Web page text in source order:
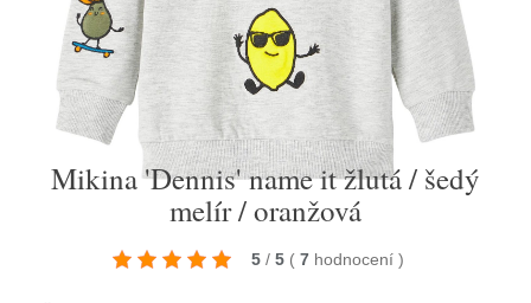
Mikina 'Dennis' name it žlutá / šedý
melír / oranžová
5 / 5 ( 7 hodnocení )